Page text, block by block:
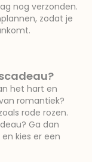
nog verzonden.
zodat je
het hart en
romantiek?
rode rozen.
Ga dan
kies er een